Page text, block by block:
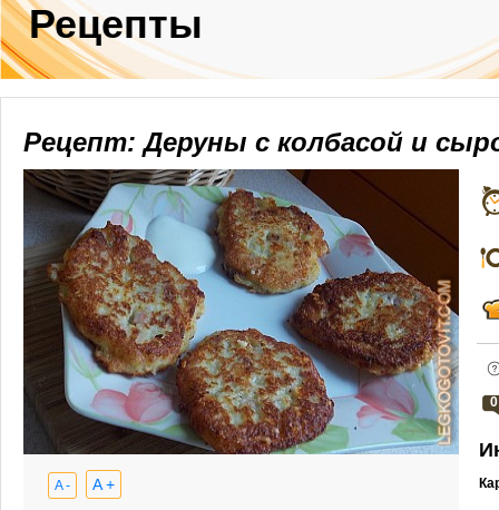
Рецепты
Рецепт: Деруны с колбасой и
A - A +
0